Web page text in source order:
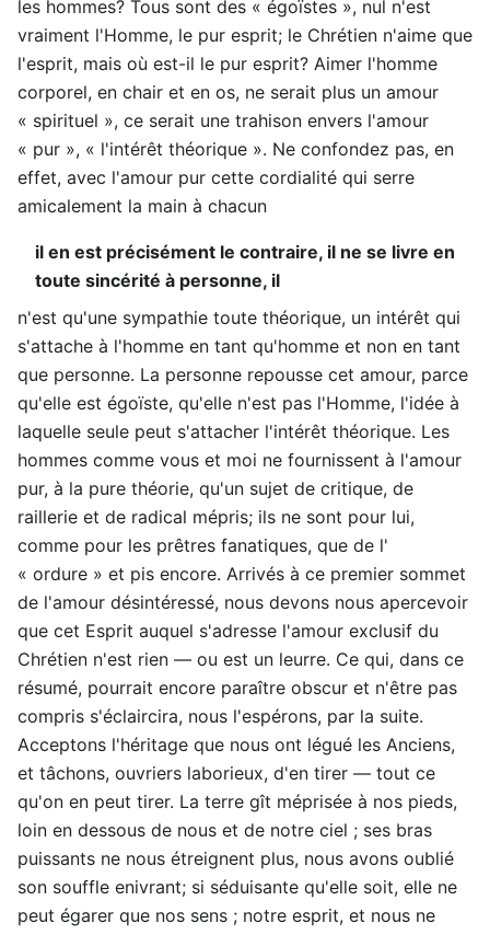
les hommes? Tous sont des « égoïstes », nul n'est
vraiment l'Homme, le pur esprit; le Chrétien n'aime que
l'esprit, mais où est-il le pur esprit? Aimer l'homme
corporel, en chair et en os, ne serait plus un amour
« spirituel », ce serait une trahison envers l'amour
« pur », « l'intérêt théorique ». Ne confondez pas, en
effet, avec l'amour pur cette cordialité qui serre
amicalement la main à chacun
il en est précisément le contraire, il ne se livre en
toute sincérité à personne, il
n'est qu'une sympathie toute théorique, un intérêt qui
s'attache à l'homme en tant qu'homme et non en tant
que personne. La personne repousse cet amour, parce
qu'elle est égoïste, qu'elle n'est pas l'Homme, l'idée à
laquelle seule peut s'attacher l'intérêt théorique. Les
hommes comme vous et moi ne fournissent à l'amour
pur, à la pure théorie, qu'un sujet de critique, de
raillerie et de radical mépris; ils ne sont pour lui,
comme pour les prêtres fanatiques, que de l'
« ordure » et pis encore. Arrivés à ce premier sommet
de l'amour désintéressé, nous devons nous apercevoir
que cet Esprit auquel s'adresse l'amour exclusif du
Chrétien n'est rien — ou est un leurre. Ce qui, dans ce
résumé, pourrait encore paraître obscur et n'être pas
compris s'éclaircira, nous l'espérons, par la suite.
Acceptons l'héritage que nous ont légué les Anciens,
et tâchons, ouvriers laborieux, d'en tirer — tout ce
qu'on en peut tirer. La terre gît méprisée à nos pieds,
loin en dessous de nous et de notre ciel ; ses bras
puissants ne nous étreignent plus, nous avons oublié
son souffle enivrant; si séduisante qu'elle soit, elle ne
peut égarer que nos sens ; notre esprit, et nous ne